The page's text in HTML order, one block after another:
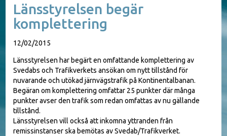
Länsstyrelsen begär
komplettering
12/02/2015
Länsstyrelsen har begärt en omfattande komplettering av
Svedabs och Trafikverkets ansökan om nytt tillstånd för
nuvarande och utökad järnvägstrafik på Kontinentalbanan.
Begäran om komplettering omfattar 25 punkter där många
punkter avser den trafik som redan omfattas av nu gällande
tillstånd.
Länsstyrelsen vill också att inkomna yttranden från
remissinstanser ska bemötas av Svedab/Trafikverket.